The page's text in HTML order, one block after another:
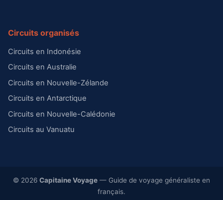
Circuits organisés
Circuits en Indonésie
Circuits en Australie
Circuits en Nouvelle-Zélande
Circuits en Antarctique
Circuits en Nouvelle-Calédonie
Circuits au Vanuatu
© 2026 Capitaine Voyage — Guide de voyage généraliste en
français.